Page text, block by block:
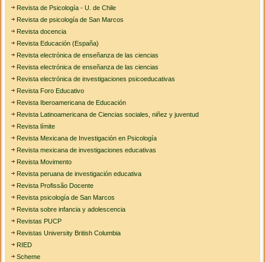
Revista de Psicología - U. de Chile
Revista de psicología de San Marcos
Revista docencia
Revista Educación (España)
Revista electrónica de enseñanza de las ciencias
Revista electrónica de enseñanza de las ciencias
Revista electrónica de investigaciones psicoeducativas
Revista Foro Educativo
Revista Iberoamericana de Educación
Revista Latinoamericana de Ciencias sociales, niñez y juventud
Revista límite
Revista Mexicana de Investigación en Psicología
Revista mexicana de investigaciones educativas
Revista Movimento
Revista peruana de investigación educativa
Revista Profissão Docente
Revista psicología de San Marcos
Revista sobre infancia y adolescencia
Revistas PUCP
Revistas University British Columbia
RIED
Scheme